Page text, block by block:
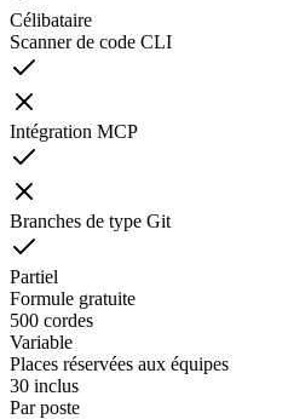
Célibataire
Scanner de code CLI
Intégration MCP
Branches de type Git
Partiel
Formule gratuite
500 cordes
Variable
Places réservées aux équipes
30 inclus
Par poste